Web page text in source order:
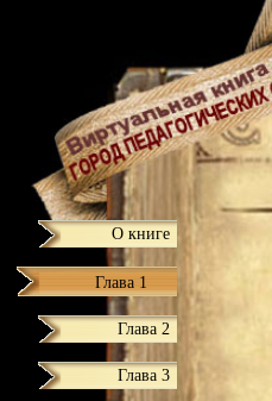
О книге
Глава 1
Глава 2
Глава 3